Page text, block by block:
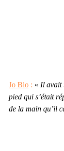
Jo Blo : « Il avait
pied qui s’était
de la main qu’il